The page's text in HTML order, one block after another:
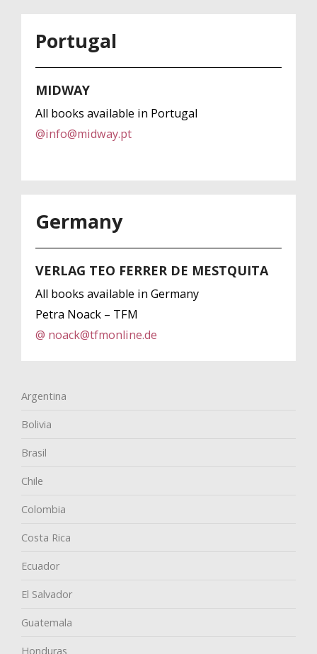
Portugal
MIDWAY
All books available in Portugal
@info@midway.pt
Germany
VERLAG TEO FERRER DE MESTQUITA
All books available in Germany
Petra Noack – TFM
@ noack@tfmonline.de
Argentina
Bolivia
Brasil
Chile
Colombia
Costa Rica
Ecuador
El Salvador
Guatemala
Honduras